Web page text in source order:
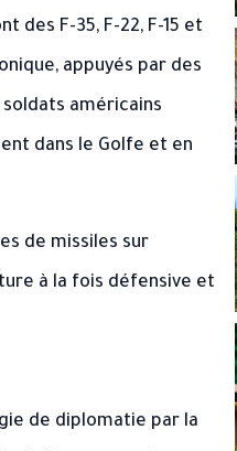
des F-35, F-22, F-15 et
appuyés par des
américains
dans le Golfe et en
de missiles sur
à la fois défensive et
de diplomatie par la